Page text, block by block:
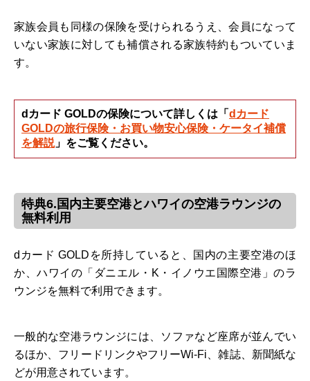
家族会員も同様の保険を受けられるうえ、会員になって
いない家族に対しても補償される家族特約もついていま
す。
dカード GOLDの保険について詳しくは「 dカード
GOLDの旅行保険・お買い物安心保険・ケータイ補償
を解説」をご覧ください。
特典6.国内主要空港とハワイの空港ラウンジの
無料利用
dカード GOLDを所持していると、国内の主要空港のほ
か、ハワイの「ダニエル・K・イノウエ国際空港」のラ
ウンジを無料で利用できます。
一般的な空港ラウンジには、ソファなど座席が並んでい
るほか、フリードリンクやフリーWi-Fi、雑誌、新聞紙な
どが用意されています。